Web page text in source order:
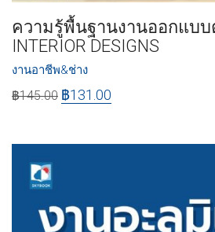
ความรู้พื้นฐานงานออกแบ
INTERIOR DESIGNS
งานอาชีพ&ช่าง
฿145.00 ฿131.00